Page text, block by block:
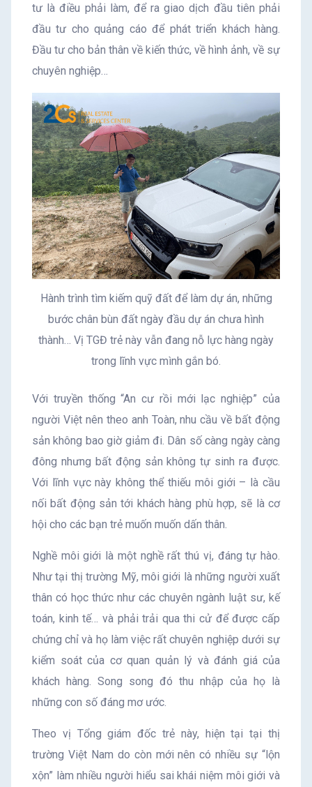
tư là điều phải làm, để ra giao dịch đầu tiên phải
đầu tư cho quảng cáo để phát triển khách hàng.
Đầu tư cho bản thân về kiến thức, về hình ảnh, về sự
chuyên nghiệp…
Hành trình tìm kiếm quỹ đất để làm dự án, những
bước chân bùn đất ngày đầu dự án chưa hình
thành… Vị TGĐ trẻ này vẫn đang nỗ lực hàng ngày
trong lĩnh vực mình gắn bó.
Với truyền thống “An cư rồi mới lạc nghiệp” của
người Việt nên theo anh Toàn, nhu cầu về bất động
sản không bao giờ giảm đi. Dân số càng ngày càng
đông nhưng bất động sản không tự sinh ra được.
Với lĩnh vực này không thể thiếu môi giới – là cầu
nối bất động sản tới khách hàng phù hợp, sẽ là cơ
hội cho các bạn trẻ muốn muốn dấn thân.
Nghề môi giới là một nghề rất thú vị, đáng tự hào.
Như tại thị trường Mỹ, môi giới là những người xuất
thân có học thức như các chuyên ngành luật sư, kế
toán, kinh tế… và phải trải qua thi cử để được cấp
chứng chỉ và họ làm việc rất chuyên nghiệp dưới sự
kiểm soát của cơ quan quản lý và đánh giá của
khách hàng. Song song đó thu nhập của họ là
những con số đáng mơ ước.
Theo vị Tổng giám đốc trẻ này, hiện tại tại thị
trường Việt Nam do còn mới nên có nhiều sự “lộn
xộn” làm nhiều người hiểu sai khái niệm môi giới và